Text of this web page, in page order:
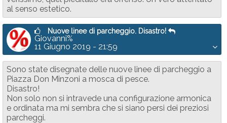
al senso estetico.
Nuove linee di parcheggio. Disastro!
Giovanni%
11 Giugno 2019 - 21:59
Sono state disegnate delle nuove linee di parcheggio a
Piazza Don Minzoni a mosca di pesce.
Disastro!
Non solo non si intravede una configurazione armonica
e ordinata ma mi sembra che si siano persi dei preziosi
parcheggi.